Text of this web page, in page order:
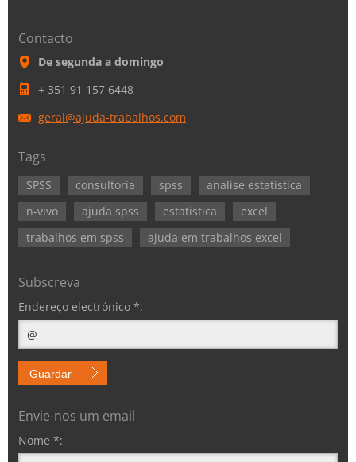
Contacto
De segunda a domingo
+ 351 91 157 6448
geral@ajuda-trabalhos.com
Tags
SPSS consultoria spss
analise estatistica
n-vivo
ajuda spss estatistica
excel
trabalhos em spss
ajuda em trabalhos excel
Subscreva
Endereço electrónico *:
Guardar
Envie-nos um email
Nome *: